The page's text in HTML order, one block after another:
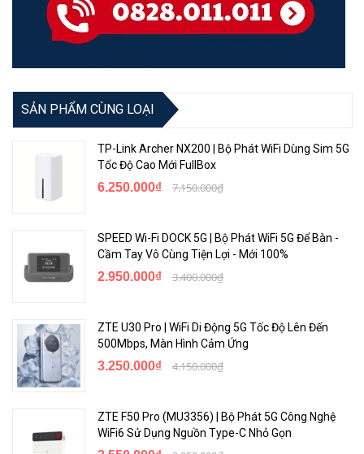
5. Chia sẻ kết nối 64 thiết bị mạng đồng thời
Một chiếc ZTE U50 Pro, thiết bị cả gia đình tận hưởng mạng 5G, hỗ
trợ tối đa 64 người dùng Wi-Fi, đáp ứng nhu cầu giải trí của cả gia
6. Màn hình 2.4'' cảm ứng tiện lợi sử dụng
Với màn hình 2,4 inch, bạn có thể trực tiếp đặt màn hình cảm ứng,
truy vấn trạng thái hoạt động của thiết bị, phù hợp với quản lý
thông minh của Ứng dụng ZTElink và dễ dàng kiểm soát tốc độ,
Đóng gói gồm
- 1 x Cáp USB Type C
- 1 x Cóc sạc nhanh
SẢN PHẨM CÙNG LOẠI
TP-Link Archer NX200 | Bộ Phát WiFi Dùng Sim 5G
Tốc Độ Cao Mới FullBox
6.250.000₫ 7.150.000₫
SPEED Wi-Fi DOCK 5G | Bộ Phát WiFi 5G Để Bàn -
Cầm Tay Vô Cùng Tiện Lợi - Mới 100%
2.950.000₫ 3.400.000₫
ZTE U30 Pro | WiFi Di Động 5G Tốc Độ Lên Đến
500Mbps, Màn Hình Cảm Ứng
3.250.000₫ 4.150.000₫
ZTE F50 Pro (MU3356) | Bộ Phát 5G Công Nghệ
WiFi6 Sử Dụng Nguồn Type-C Nhỏ Gọn